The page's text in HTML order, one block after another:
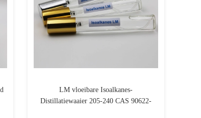
LM vloeibare Isoalkanes-
Distillatiewaaier 205-240 CAS 90622-